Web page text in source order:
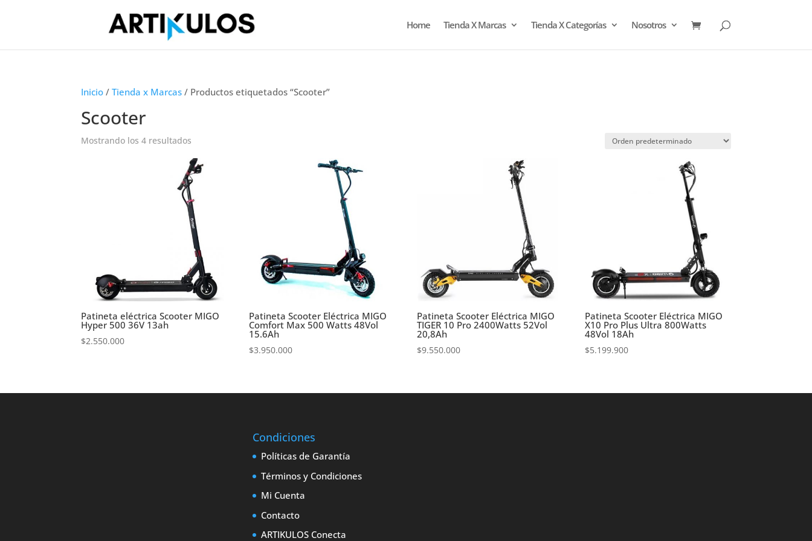
Home Tienda X Marcas Tienda X Categorías Nosotros
Inicio /Tienda x Marcas / Productos etiquetados “Scooter”
Scooter
Mostrando los 4 resultados
Patineta eléctrica Scooter MIGO
Hyper 500 36V 13ah
$2.550.000
Patineta Scooter Eléctrica MIGO
Comfort Max 500 Watts 48Vol
15.6Ah
$3.950.000
Patineta Scooter Eléctrica MIGO
TIGER 10 Pro 2400Watts 52Vol
20,8Ah
$9.550.000
Patineta Scooter Eléctrica MIGO
X10 Pro Plus Ultra 800Watts
48Vol 18Ah
$5.199.900
Condiciones
Políticas de Garantía
Términos y Condiciones
Mi Cuenta
Contacto
ARTIKULOS Conecta